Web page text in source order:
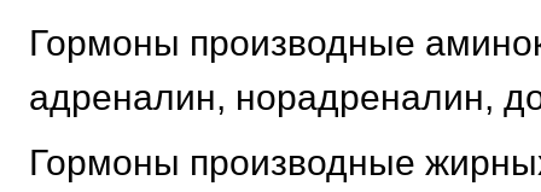
Гормоны производные
адреналин, норадреналин,
Гормоны производные